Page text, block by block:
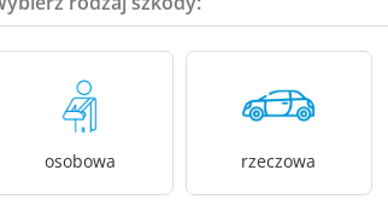
osobowa rzeczowa